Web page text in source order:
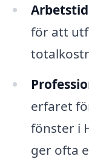
för att
erfaret
fönster i
ger ofta